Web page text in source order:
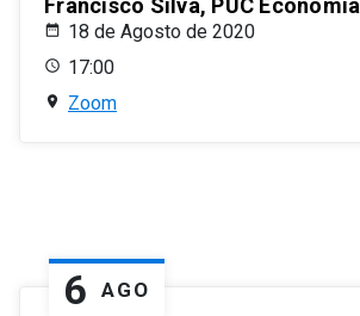
Francisco Silva, PUC Economía
18 de Agosto de 2020
17:00
Zoom
6 AGO